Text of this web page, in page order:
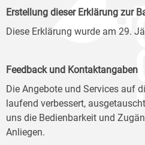
Erstellung dieser Erklärung zur
Diese Erklärung wurde am 29.
Feedback und Kontaktangaben
Die Angebote und Services auf
laufend verbessert,
uns die Bedienbarkeit und
Anliegen.